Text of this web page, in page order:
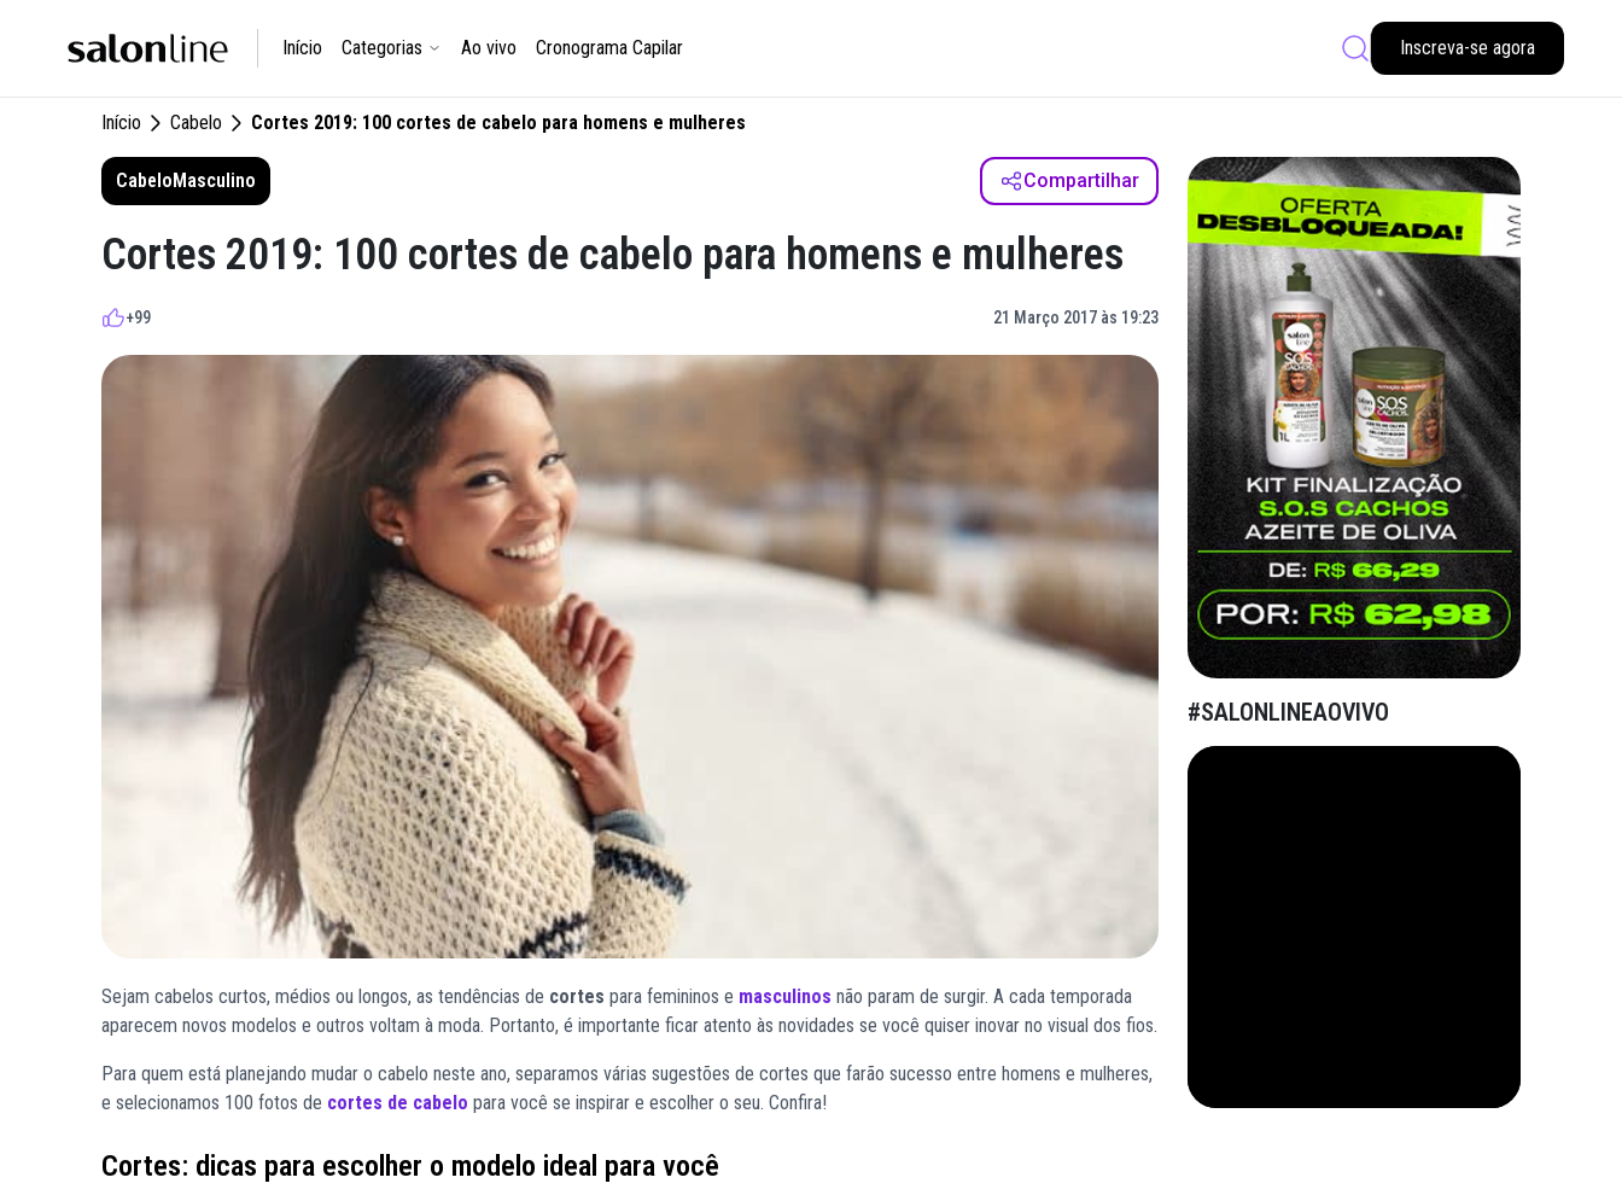
Início Categorias Ao vivo Cronograma Capilar Inscreva-se agora
Início Cabelo Cortes 2019: 100 cortes de cabelo para homens e mulheres
CabeloMasculino Compartilhar
Cortes 2019: 100 cortes de cabelo para homens e mulheres
+99 21 Março 2017 às 19:23
Sejam cabelos curtos, médios ou longos, as tendências de cortes para femininos e masculinos não param de surgir. A cada temporada
aparecem novos modelos e outros voltam à moda. Portanto, é importante ficar atento às novidades se você quiser inovar no visual dos fios.
Para quem está planejando mudar o cabelo neste ano, separamos várias sugestões de cortes que farão sucesso entre homens e mulheres,
e selecionamos 100 fotos de cortes de cabelo para você se inspirar e escolher o seu. Confira!
Cortes: dicas para escolher o modelo ideal para você
#SALONLINEAOVIVO